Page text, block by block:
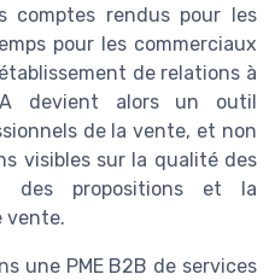
comptes rendus pour les
pour les commerciaux
de relations à
devient alors un outil
de la vente, et non
visibles sur la qualité des
des propositions et la
vente.
une PME B2B de services